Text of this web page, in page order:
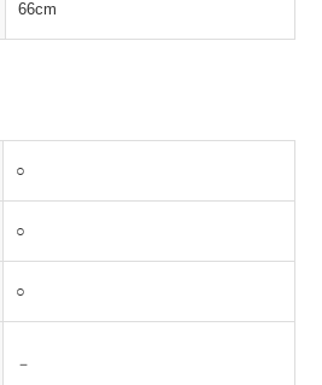
66cm
○
○
○
－